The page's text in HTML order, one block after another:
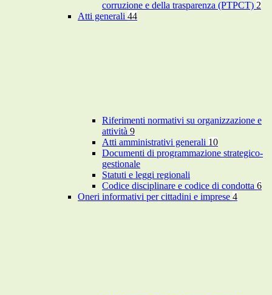
corruzione e della trasparenza (PTPCT) 2
Atti generali 44
Riferimenti normativi su organizzazione e
attività 9
Atti amministrativi generali 10
Documenti di programmazione strategico-
gestionale
Statuti e leggi regionali
Codice disciplinare e codice di condotta 6
Oneri informativi per cittadini e imprese 4